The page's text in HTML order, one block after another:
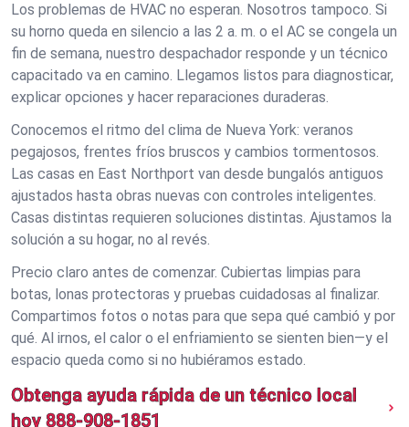
Los problemas de HVAC no esperan. Nosotros tampoco. Si
su horno queda en silencio a las 2 a. m. o el AC se congela un
fin de semana, nuestro despachador responde y un técnico
capacitado va en camino. Llegamos listos para diagnosticar,
explicar opciones y hacer reparaciones duraderas.
Conocemos el ritmo del clima de Nueva York: veranos
pegajosos, frentes fríos bruscos y cambios tormentosos.
Las casas en East Northport van desde bungalós antiguos
ajustados hasta obras nuevas con controles inteligentes.
Casas distintas requieren soluciones distintas. Ajustamos la
solución a su hogar, no al revés.
Precio claro antes de comenzar. Cubiertas limpias para
botas, lonas protectoras y pruebas cuidadosas al finalizar.
Compartimos fotos o notas para que sepa qué cambió y por
qué. Al irnos, el calor o el enfriamiento se sienten bien—y el
espacio queda como si no hubiéramos estado.
Obtenga ayuda rápida de un técnico local
hoy 888-908-1851